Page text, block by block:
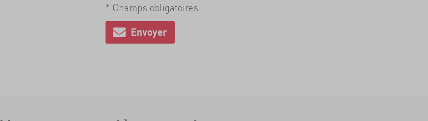
* Champs obligatoires